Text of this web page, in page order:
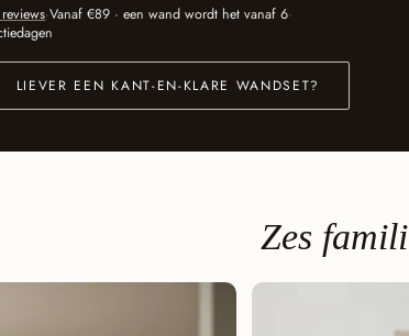
·Vanaf €89 · een wand wordt het vanaf 6·
LIEVER EEN KANT-EN-KLARE WANDSET?
Zes